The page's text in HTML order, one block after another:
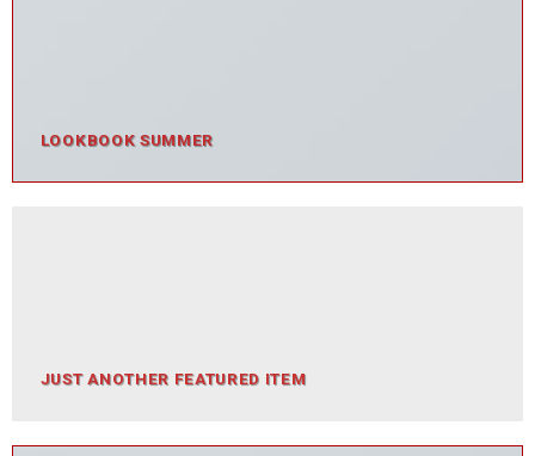
LOOKBOOK SUMMER
JUST ANOTHER FEATURED ITEM